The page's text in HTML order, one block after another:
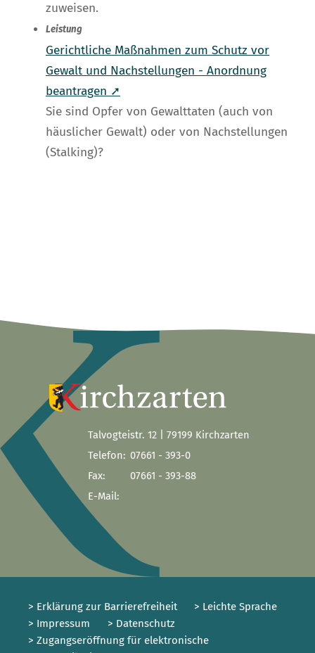
zuweisen.
Leistung
Gerichtliche Maßnahmen zum Schutz vor
Gewalt und Nachstellungen - Anordnung
beantragen ➚
Sie sind Opfer von Gewalttaten (auch von
häuslicher Gewalt) oder von Nachstellungen
(Stalking)?
Talvogteistr. 12 | 79199 Kirchzarten
Telefon: 07661 - 393-0
Fax:
07661 - 393-88
E-Mail:
> Erklärung zur Barrierefreiheit
> Leichte Sprache
> Impressum
> Datenschutz
> Zugangseröffnung für elektronische